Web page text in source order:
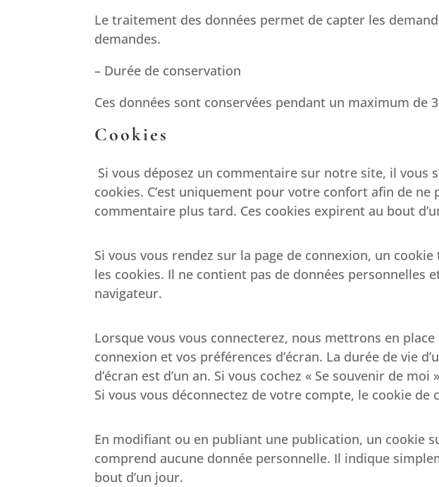
Le traitement des données permet de capter les
demandes.
– Durée de conservation​
Ces données sont conservées pendant un maximum de
Cookies
Si vous déposez un commentaire sur notre site, il vous
cookies. C’est uniquement pour votre confort afin de
commentaire plus tard. Ces cookies expirent au bout
Si vous vous rendez sur la page de connexion, un
les cookies. Il ne contient pas de données
navigateur.
Lorsque vous vous connecterez, nous mettrons en
connexion et vos préférences d’écran. La durée de vie
d’écran est d’un an. Si vous cochez « Se souvenir de
Si vous vous déconnectez de votre compte, le cookie de
En modifiant ou en publiant une publication, un cookie
comprend aucune donnée personnelle. Il indique
bout d’un jour.